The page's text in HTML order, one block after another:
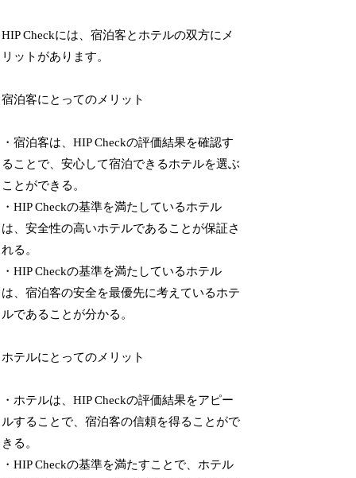
HIP Checkには、宿泊客とホテルの双方にメ
リットがあります。
宿泊客にとってのメリット
・宿泊客は、HIP Checkの評価結果を確認す
ることで、安心して宿泊できるホテルを選ぶ
ことができる。
・HIP Checkの基準を満たしているホテル
は、安全性の高いホテルであることが保証さ
れる。
・HIP Checkの基準を満たしているホテル
は、宿泊客の安全を最優先に考えているホテ
ルであることが分かる。
ホテルにとってのメリット
・ホテルは、HIP Checkの評価結果をアピー
ルすることで、宿泊客の信頼を得ることがで
きる。
・HIP Checkの基準を満たすことで、ホテル